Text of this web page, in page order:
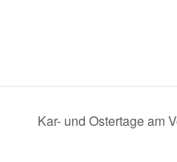
Kar- und Ostertage am